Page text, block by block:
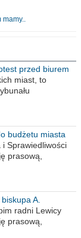
mamy..
przed biurem
miast, to
budżetu miasta
Sprawiedliwości
prasową,
A.
radni Lewicy
prasową,